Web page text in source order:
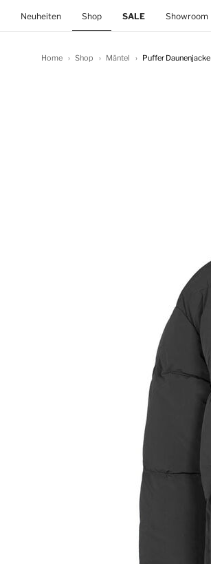
Neuheiten(current)
Shop SALE Showroom
Home Shop Mäntel Puffer Daunenjacke